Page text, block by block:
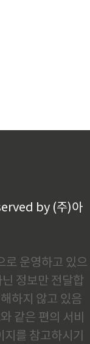
by (주)아
로 운영하고 있으
정보만 전달합
하지 않고 있음
같은 편의 서비
를 참고하시기